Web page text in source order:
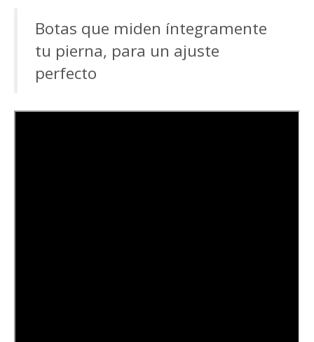
Botas que miden íntegramente
tu pierna, para un ajuste
perfecto